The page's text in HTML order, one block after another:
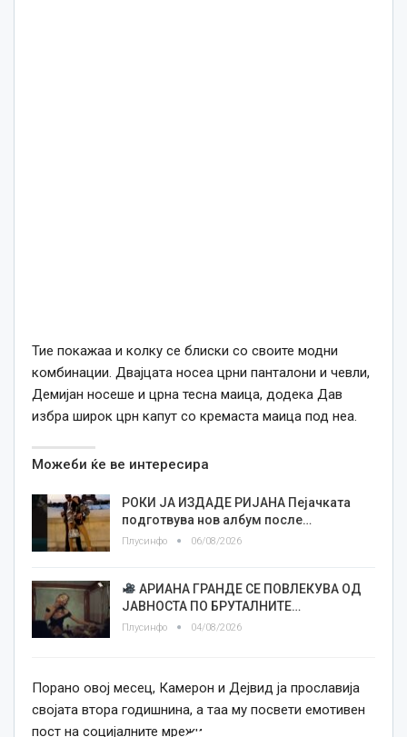
Тие покажаа и колку се блиски со своите модни
комбинации. Двајцата носеа црни панталони и чевли,
Демијан носеше и црна тесна маица, додека Дав
избра широк црн капут со кремаста маица под неа.
Можеби ќе ве интересира
РОКИ ЈА ИЗДАДЕ РИЈАНА Пејачката
подготвува нов албум после…
Плусинфо 06/08/2026
АРИАНА ГРАНДЕ СЕ ПОВЛЕКУВА ОД
ЈАВНОСТА ПО БРУТАЛНИТЕ…
Плусинфо 04/08/2026
Порано овој месец, Камерон и Дејвид ја прославија
својата втора годишнина, а таа му посвети емотивен
пост на социјалните мрежи.